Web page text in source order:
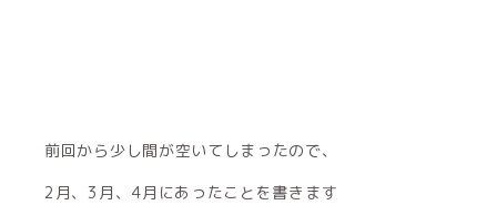
前回から少し間が空いてしまったので、
2月、3月、4月にあったことを書きます